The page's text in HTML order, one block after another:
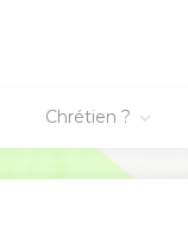
Chrétien ?